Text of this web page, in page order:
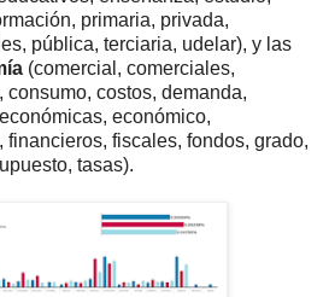
primaria, privada,
pública, terciaria, udelar), y las
(comercial, comerciales,
costos, demanda,
económico,
fiscales, fondos, grado,
tasas).